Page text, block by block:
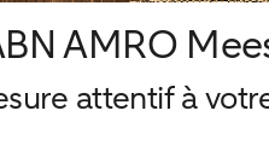
AMRO
attentif à